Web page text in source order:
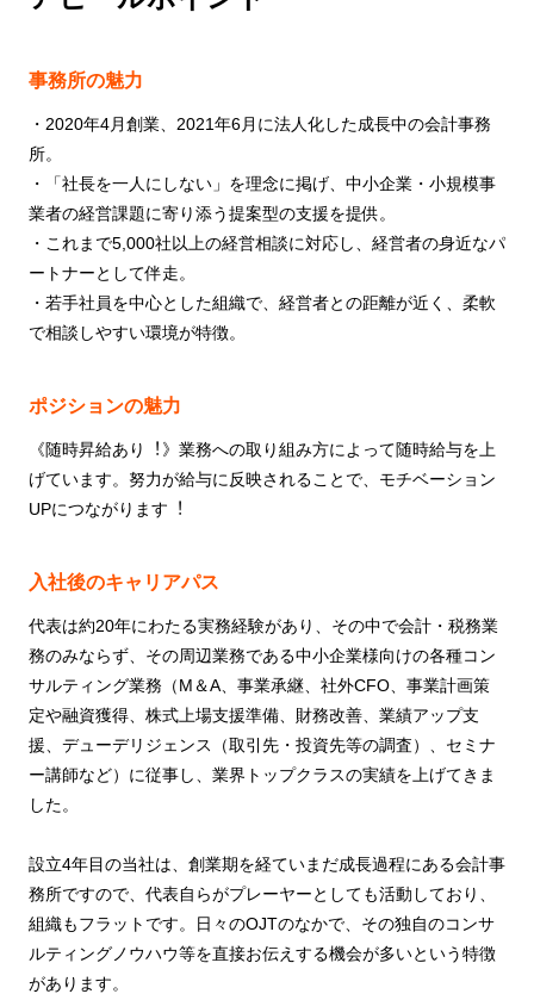
事務所の魅力
・2020年4月創業、2021年6月に法人化した成長中の会計事務
所。
・「社長を一人にしない」を理念に掲げ、中小企業・小規模事
業者の経営課題に寄り添う提案型の支援を提供。
・これまで5,000社以上の経営相談に対応し、経営者の身近なパ
ートナーとして伴走。
・若手社員を中心とした組織で、経営者との距離が近く、柔軟
で相談しやすい環境が特徴。
ポジションの魅力
《随時昇給あり︕》業務への取り組み⽅によって随時給与を上
げています。努⼒が給与に反映されることで、モチベーション
UPにつながります︕
入社後のキャリアパス
代表は約20年にわたる実務経験があり、その中で会計・税務業
務のみならず、その周辺業務である中⼩企業様向けの各種コン
サルティング業務（M＆A、事業承継、社外CFO、事業計画策
定や融資獲得、株式上場⽀援準備、財務改善、業績アップ⽀
援、デューデリジェンス（取引先・投資先等の調査）、セミナ
ー講師など）に従事し、業界トップクラスの実績を上げてきま
した。
設⽴4年⽬の当社は、創業期を経ていまだ成⻑過程にある会計事
務所ですので、代表⾃らがプレーヤーとしても活動しており、
組織もフラットです。⽇々のOJTのなかで、その独⾃のコンサ
ルティングノウハウ等を直接お伝えする機会が多いという特徴
があります。